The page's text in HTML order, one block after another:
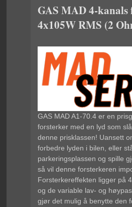
GAS MAD 4-kanals
4x105W RMS (2
GAS MAD A1-70.4 er en
forsterker med en lyd som
denne prisklassen! Uansett
forbedre lyden i bilen, eller
parkeringsplassen og spille
så vil denne forsterkeren
Forsterkereffekten ligger på
og de variable lav- og
gjør det mulig å benytte den